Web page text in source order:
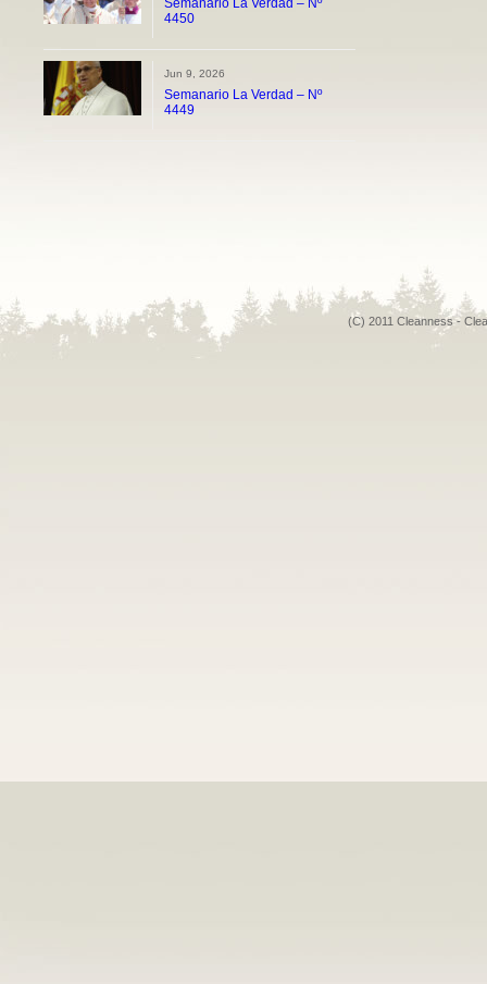
Semanario La Verdad – Nº
4450
Jun 9, 2026
Semanario La Verdad – Nº
4449
(C) 2011 Cleanness -